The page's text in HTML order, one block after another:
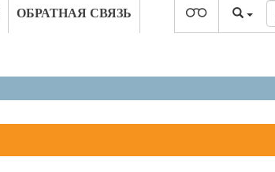
ОБРАТНАЯ СВЯЗЬ